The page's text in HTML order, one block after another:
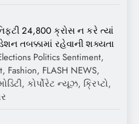
24,800 ક્રોસ ન કરે ત્યાં
તબક્કામાં રહેવાની શક્યતા
Politics Sentiment,
Fashion, FLASH NEWS,
કોર્પોરેટ ન્યૂઝ, ક્રિપ્ટો,